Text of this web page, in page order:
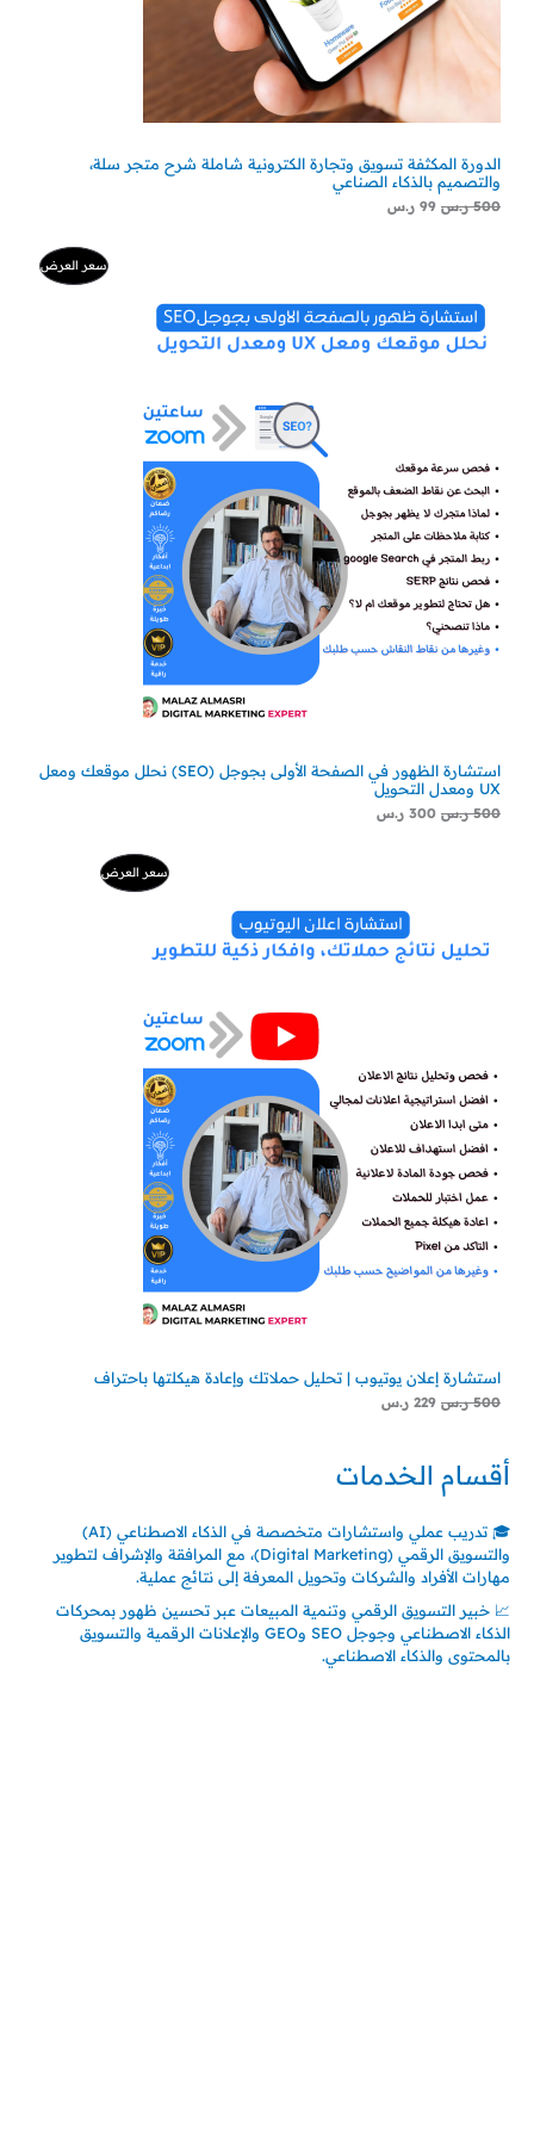
الدورة المكثفة تسويق وتجارة الكترونية شاملة شرح متجر سلة،
والتصميم بالذكاء الصناعي
500 ر.س 99 ر.س
سعر العرضمنتج
استشارة الظهور في الصفحة الأولى بجوجل (SEO) نحلل موقعك ومعل
UX ومعدل التحويل
500 ر.س
500 ر.س.
300 ر.س
300 ر.س.
سعر العرضمنتج
استشارة إعلان يوتيوب | تحليل حملاتك وإعادة هيكلتها باحتراف
500 ر.س 229 ر.س
229 ر.س.
أقسام الخدمات
🎓 تدريب عملي واستشارات متخصصة في الذكاء الاصطناعي (AI)
والتسويق الرقمي (Digital Marketing)، مع المرافقة والإشراف لتطوير
مهارات الأفراد والشركات وتحويل المعرفة إلى نتائج عملية.
📈 خبير التسويق الرقمي وتنمية المبيعات عبر تحسين ظهور بمحركات
الذكاء الاصطناعي وجوجل SEO وGEO والإعلانات الرقمية والتسويق
بالمحتوى والذكاء الاصطناعي.